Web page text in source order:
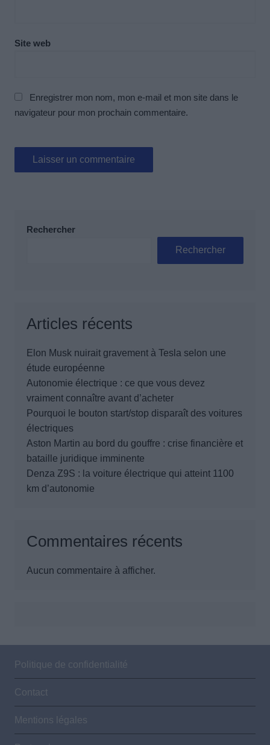
Site web
Enregistrer mon nom, mon e-mail et mon site dans le
navigateur pour mon prochain commentaire.
Rechercher
Rechercher
Articles récents
Elon Musk nuirait gravement à Tesla selon une
étude européenne
Autonomie électrique : ce que vous devez
vraiment connaître avant d’acheter
Pourquoi le bouton start/stop disparaît des voitures
électriques
Aston Martin au bord du gouffre : crise financière et
bataille juridique imminente
Denza Z9S : la voiture électrique qui atteint 1100
km d’autonomie
Commentaires récents
Aucun commentaire à afficher.
Politique de confidentialité
Contact
Mentions légales